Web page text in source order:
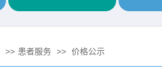
>> 患者服务 >> 价格公示